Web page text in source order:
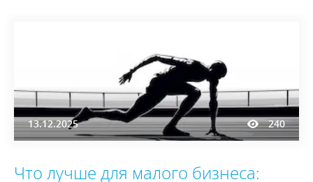
13.12.2025 240
Что лучше для малого бизнеса: